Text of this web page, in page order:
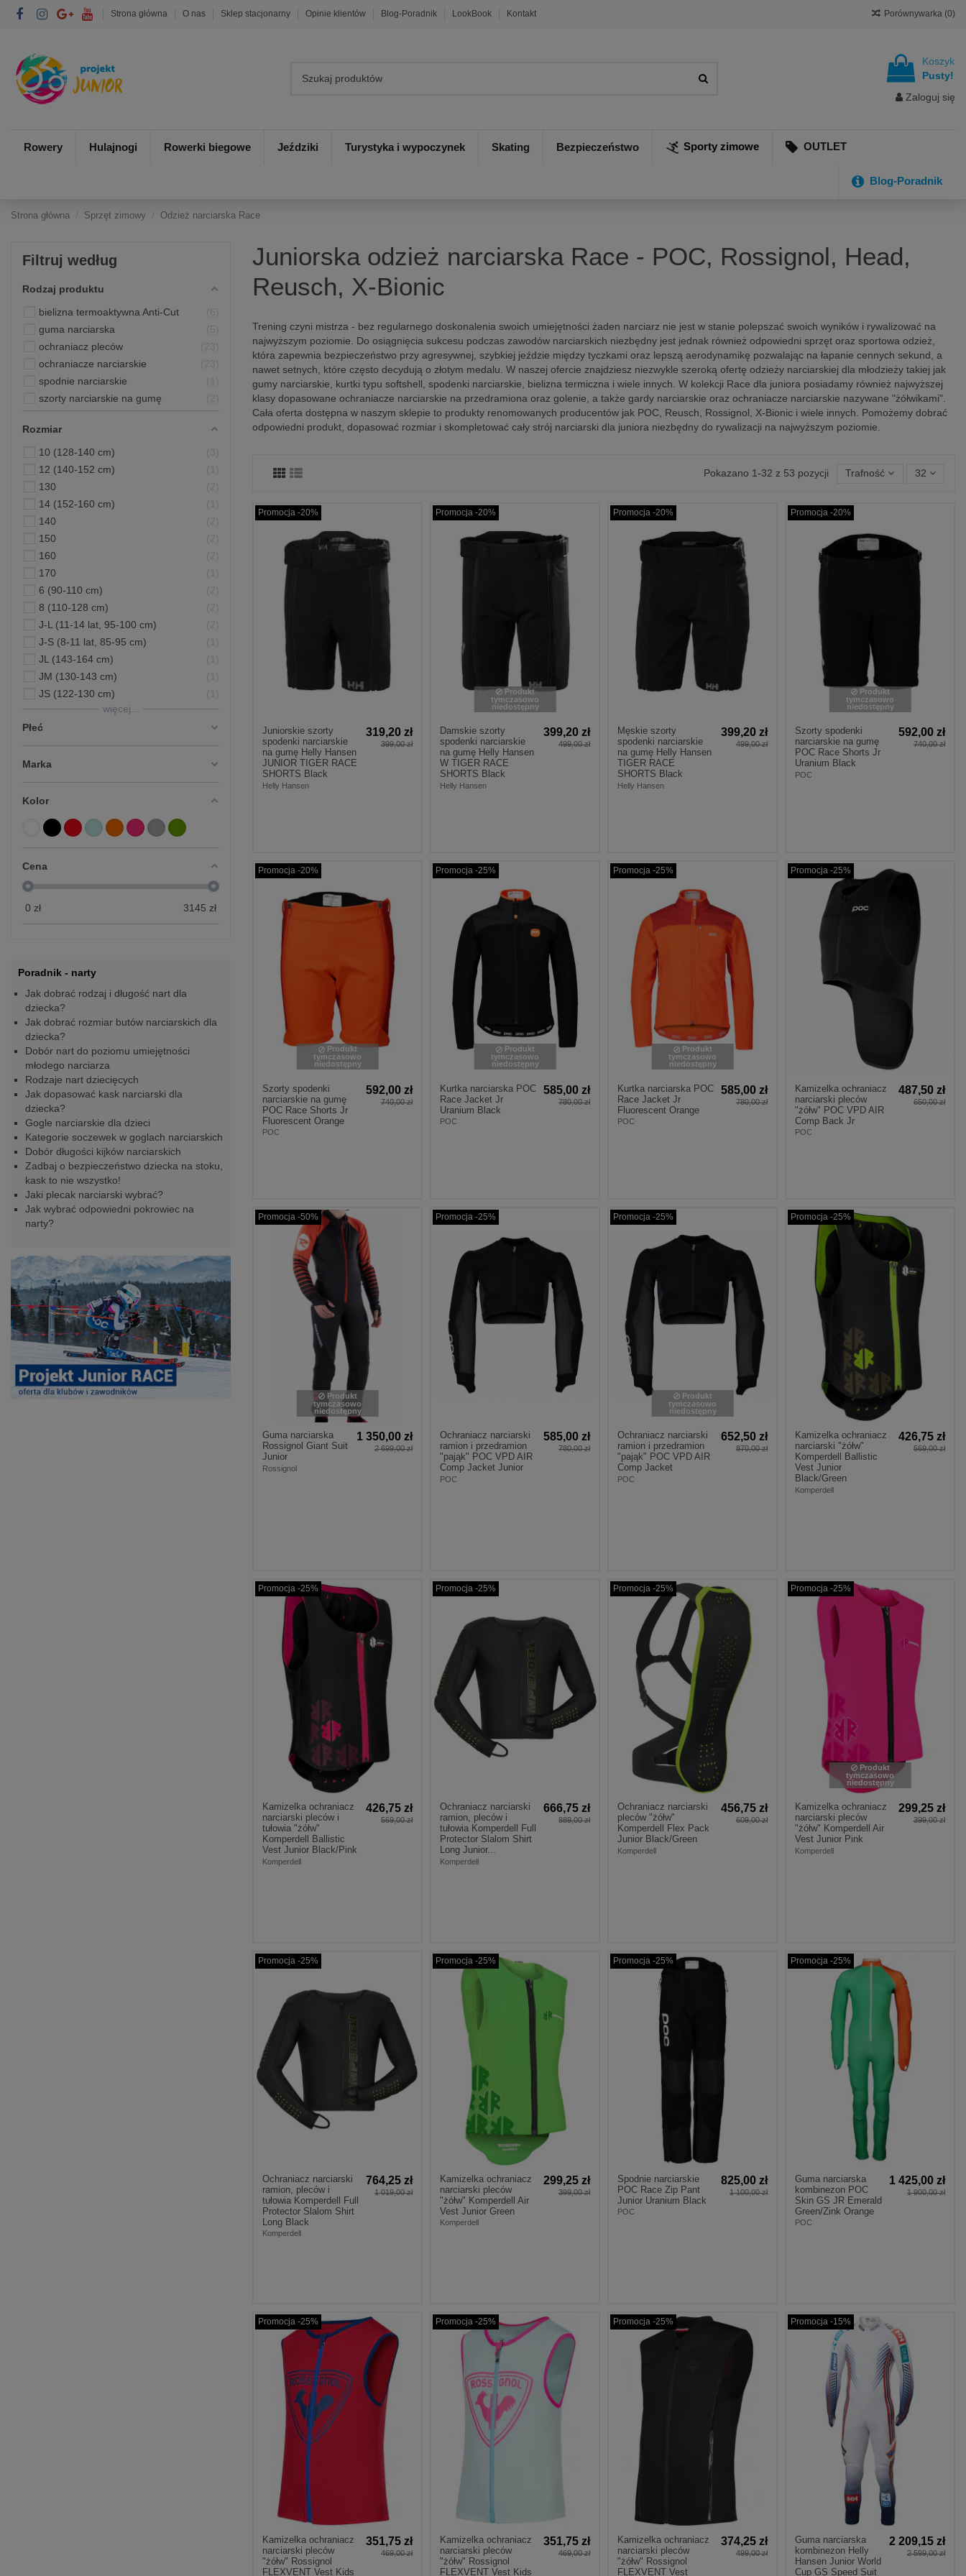
Strona główna O nas Sklep stacjonarny Opinie klientów Blog-Poradnik LookBook Kontakt Porównywarka (0)
Koszyk
Pusty!
Zaloguj się
Rowery Hulajnogi Rowerki biegowe Jeździki Turystyka i wypoczynek Skating Bezpieczeństwo Sporty zimowe OUTLET
Blog-Poradnik
Strona główna Sprzęt zimowy Odzież narciarska Race
Juniorska odzież narciarska Race - POC, Rossignol, Head,
Reusch, X-Bionic
Trening czyni mistrza - bez regularnego doskonalenia swoich umiejętności żaden narciarz nie jest w stanie polepszać swoich wyników i rywalizować na
najwyższym poziomie. Do osiągnięcia sukcesu podczas zawodów narciarskich niezbędny jest jednak również odpowiedni sprzęt oraz sportowa odzież,
która zapewnia bezpieczeństwo przy agresywnej, szybkiej jeździe między tyczkami oraz lepszą aerodynamikę pozwalając na łapanie cennych sekund, a
nawet setnych, które często decydują o złotym medalu. W naszej ofercie znajdziesz niezwykle szeroką ofertę odzieży narciarskiej dla młodzieży takiej jak
gumy narciarskie, kurtki typu softshell, spodenki narciarskie, bielizna termiczna i wiele innych. W kolekcji Race dla juniora posiadamy również najwyższej
klasy dopasowane ochraniacze narciarskie na przedramiona oraz golenie, a także gardy narciarskie oraz ochraniacze narciarskie nazywane "żółwikami".
Cała oferta dostępna w naszym sklepie to produkty renomowanych producentów jak POC, Reusch, Rossignol, X-Bionic i wiele innych. Pomożemy dobrać
odpowiedni produkt, dopasować rozmiar i skompletować cały strój narciarski dla juniora niezbędny do rywalizacji na najwyższym poziomie.
Pokazano 1-32 z 53 pozycji Trafność 32
Promocja -20%
Juniorskie szorty
spodenki narciarskie
na gumę Helly Hansen
JUNIOR TIGER RACE
SHORTS Black
Helly Hansen
319,20 zł
399,00 zł
Promocja -20%
Produkt
tymczasowo
niedostępny
Damskie szorty
spodenki narciarskie
na gumę Helly Hansen
W TIGER RACE
SHORTS Black
Helly Hansen
399,20 zł
499,00 zł
Promocja -20%
Męskie szorty
spodenki narciarskie
na gumę Helly Hansen
TIGER RACE
SHORTS Black
Helly Hansen
399,20 zł
499,00 zł
Promocja -20%
Produkt
tymczasowo
niedostępny
Szorty spodenki
narciarskie na gumę
POC Race Shorts Jr
Uranium Black
POC
592,00 zł
740,00 zł
Promocja -20%
Produkt
tymczasowo
niedostępny
Szorty spodenki
narciarskie na gumę
POC Race Shorts Jr
Fluorescent Orange
POC
592,00 zł
740,00 zł
Promocja -25%
Produkt
tymczasowo
niedostępny
Kurtka narciarska POC
Race Jacket Jr
Uranium Black
POC
585,00 zł
780,00 zł
Promocja -25%
Produkt
tymczasowo
niedostępny
Kurtka narciarska POC
Race Jacket Jr
Fluorescent Orange
POC
585,00 zł
780,00 zł
Promocja -25%
Kamizelka ochraniacz
narciarski pleców
"żółw" POC VPD AIR
Comp Back Jr
POC
487,50 zł
650,00 zł
Promocja -50%
Produkt
tymczasowo
niedostępny
Guma narciarska
Rossignol Giant Suit
Junior
Rossignol
1 350,00 zł
2 699,00 zł
Promocja -25%
Ochraniacz narciarski
ramion i przedramion
"pająk" POC VPD AIR
Comp Jacket Junior
POC
585,00 zł
780,00 zł
Promocja -25%
Produkt
tymczasowo
niedostępny
Ochraniacz narciarski
ramion i przedramion
"pająk" POC VPD AIR
Comp Jacket
POC
652,50 zł
870,00 zł
Promocja -25%
Kamizelka ochraniacz
narciarski "żółw"
Komperdell Ballistic
Vest Junior
Black/Green
Komperdell
426,75 zł
569,00 zł
Promocja -25%
Kamizelka ochraniacz
narciarski pleców i
tułowia "żółw"
Komperdell Ballistic
Vest Junior Black/Pink
Komperdell
426,75 zł
569,00 zł
Promocja -25%
Ochraniacz narciarski
ramion, pleców i
tułowia Komperdell Full
Protector Slalom Shirt
Long Junior...
Komperdell
666,75 zł
889,00 zł
Promocja -25%
Ochraniacz narciarski
pleców "żółw"
Komperdell Flex Pack
Junior Black/Green
Komperdell
456,75 zł
609,00 zł
Promocja -25%
Produkt
tymczasowo
niedostępny
Kamizelka ochraniacz
narciarski pleców
"żółw" Komperdell Air
Vest Junior Pink
Komperdell
299,25 zł
399,00 zł
Promocja -25%
Ochraniacz narciarski
ramion, pleców i
tułowia Komperdell Full
Protector Slalom Shirt
Long Black
Komperdell
764,25 zł
1 019,00 zł
Promocja -25%
Kamizelka ochraniacz
narciarski pleców
"żółw" Komperdell Air
Vest Junior Green
Komperdell
299,25 zł
399,00 zł
Promocja -25%
Spodnie narciarskie
POC Race Zip Pant
Junior Uranium Black
POC
825,00 zł
1 100,00 zł
Promocja -25%
Guma narciarska
kombinezon POC
Skin GS JR Emerald
Green/Zink Orange
POC
1 425,00 zł
1 900,00 zł
Promocja -25%
Kamizelka ochraniacz
narciarski pleców
"żółw" Rossignol
FLEXVENT Vest Kids
351,75 zł
469,00 zł
Promocja -25%
Kamizelka ochraniacz
narciarski pleców
"żółw" Rossignol
FLEXVENT Vest Kids
351,75 zł
469,00 zł
Promocja -25%
Kamizelka ochraniacz
narciarski pleców
"żółw" Rossignol
FLEXVENT Vest
374,25 zł
499,00 zł
Promocja -15%
Guma narciarska
kombinezon Helly
Hansen Junior World
Cup GS Speed Suit
2 209,15 zł
2 599,00 zł
Filtruj według
Rodzaj produktu
bielizna termoaktywna Anti-Cut
6
guma narciarska
5
ochraniacz pleców
23
ochraniacze narciarskie
23
spodnie narciarskie
szorty narciarskie na gumę
Rozmiar
10 (128-140 cm)
3
12 (140-152 cm)
130
14 (152-160 cm)
140
150
160
170
6 (90-110 cm)
8 (110-128 cm)
J-L (11-14 lat, 95-100 cm)
J-S (8-11 lat, 85-95 cm)
JL (143-164 cm)
JM (130-143 cm)
JS (122-130 cm)
więcej...
Płeć
Marka
Kolor
Cena
0 zł 3145 zł
Poradnik - narty
Jak dobrać rodzaj i długość nart dla
dziecka?
Jak dobrać rozmiar butów narciarskich dla
dziecka?
Dobór nart do poziomu umiejętności
młodego narciarza
Rodzaje nart dziecięcych
Jak dopasować kask narciarski dla
dziecka?
Gogle narciarskie dla dzieci
Kategorie soczewek w goglach narciarskich
Dobór długości kijków narciarskich
Zadbaj o bezpieczeństwo dziecka na stoku,
kask to nie wszystko!
Jaki plecak narciarski wybrać?
Jak wybrać odpowiedni pokrowiec na
narty?